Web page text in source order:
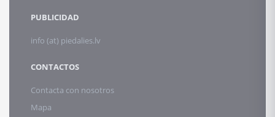
PUBLICIDAD
info (at) piedalies.lv
CONTACTOS
Contacta con nosotros
Mapa